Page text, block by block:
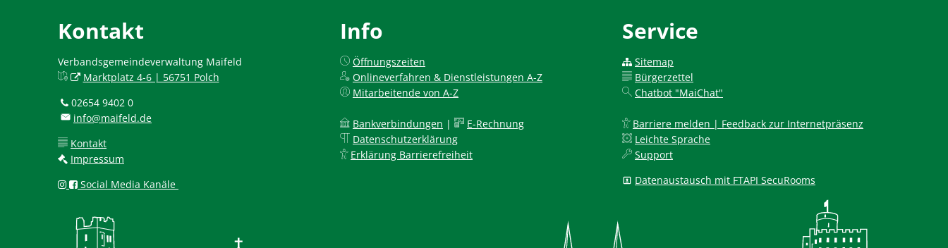
Kontakt
Verbandsgemeindeverwaltung Maifeld
Marktplatz 4-6 | 56751 Polch
02654 9402 0
info@maifeld.de
Kontakt
Impressum
Social Media Kanäle
Info
Öffnungszeiten
Onlineverfahren & Dienstleistungen A-Z
Mitarbeitende von A-Z
Bankverbindungen |
E-Rechnung
Datenschutzerklärung
Erklärung Barrierefreiheit
Service
Sitemap
Bürgerzettel
Chatbot "MaiChat"
Barriere melden | Feedback zur Internetpräsenz
Leichte Sprache
Support
Datenaustausch mit FTAPI SecuRooms